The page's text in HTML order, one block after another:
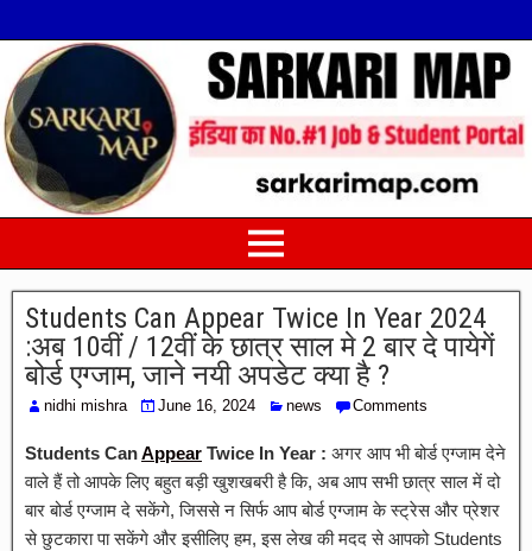
Students Can Appear Twice In Year 2024
:अब 10वीं / 12वीं के छात्र साल मे 2 बार दे पायेगें
बोर्ड एग्जाम, जाने नयी अपडेट क्या है ?
nidhi mishra June 16, 2024 news Comments
Students CanAppear Twice In Year : अगर आप भी बोर्ड एग्जाम देने
वाले हैं तो आपके लिए बहुत बड़ी खुशखबरी है कि, अब आप सभी छात्र साल में दो
बार बोर्ड एग्जाम दे सकेंगे, जिससे न सिर्फ आप बोर्ड एग्जाम के स्ट्रेस और प्रेशर
से छुटकारा पा सकेंगे और इसीलिए हम, इस लेख की मदद से आपको Students